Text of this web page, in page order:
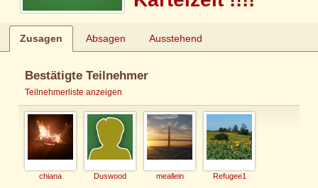
Zusagen Absagen Ausstehend
Bestätigte Teilnehmer
Teilnehmerliste anzeigen
chiana Duswood meallein Refugee1